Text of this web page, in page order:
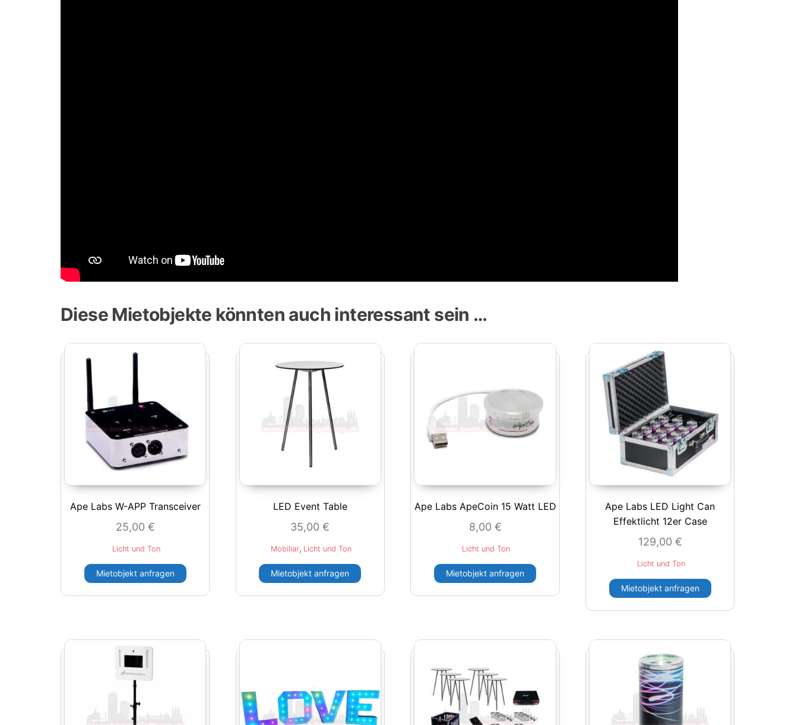
Diese Mietobjekte könnten auch interessant sein …
Ape Labs W-APP Transceiver
25,00 €
Licht und Ton
Mietobjekt anfragen
LED Event Table
35,00€
Mobiliar, Licht und Ton
Mietobjekt anfragen
Ape Labs ApeCoin 15 Watt LED
8,00 €
Licht und Ton
Mietobjekt anfragen
Ape Labs LED Light Can
Effektlicht 12er Case
129,00 €
Licht und Ton
Mietobjekt anfragen